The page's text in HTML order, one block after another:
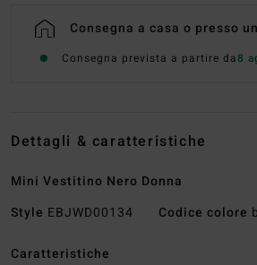
Consegna a casa o presso
Consegna prevista a partire da8
Dettagli & caratteristiche
Mini Vestitino Nero Donna
Style EBJWD00134 Codice colore
Caratteristiche